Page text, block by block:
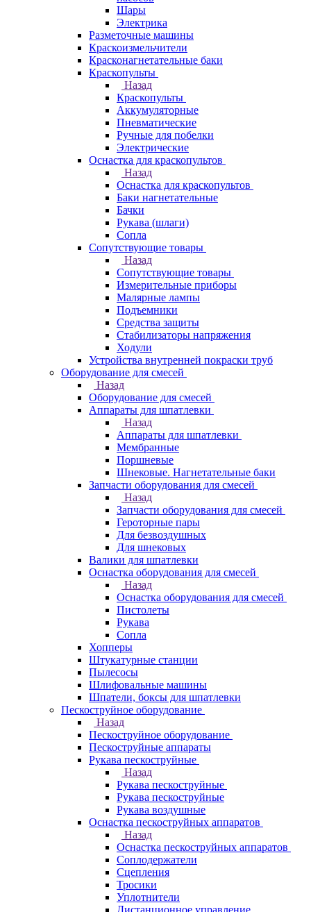
Шары
Электрика
Разметочные машины
Краскоизмельчители
Красконагнетательные баки
Краскопульты
Назад
Краскопульты
Аккумуляторные
Пневматические
Ручные для побелки
Электрические
Оснастка для краскопультов
Назад
Оснастка для краскопультов
Баки нагнетательные
Бачки
Рукава (шлаги)
Сопла
Сопутствующие товары
Назад
Сопутствующие товары
Измерительные приборы
Малярные лампы
Подъемники
Средства защиты
Стабилизаторы напряжения
Ходули
Устройства внутренней покраски труб
Оборудование для смесей
Назад
Оборудование для смесей
Аппараты для шпатлевки
Назад
Аппараты для шпатлевки
Мембранные
Поршневые
Шнековые. Нагнетательные баки
Запчасти оборудования для смесей
Назад
Запчасти оборудования для смесей
Героторные пары
Для безвоздушных
Для шнековых
Валики для шпатлевки
Оснастка оборудования для смесей
Назад
Оснастка оборудования для смесей
Пистолеты
Рукава
Сопла
Хопперы
Штукатурные станции
Пылесосы
Шлифовальные машины
Шпатели, боксы для шпатлевки
Пескоструйное оборудование
Назад
Пескоструйное оборудование
Пескоструйные аппараты
Рукава пескоструйные
Назад
Рукава пескоструйные
Рукава пескоструйные
Рукава воздушные
Оснастка пескоструйных аппаратов
Назад
Оснастка пескоструйных аппаратов
Соплодержатели
Сцепления
Тросики
Уплотнители
Дистанционное управление